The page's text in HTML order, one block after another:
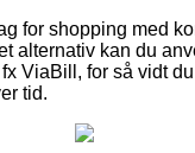
for shopping med
alternativ kan du
ViaBill, for så vidt
tid.